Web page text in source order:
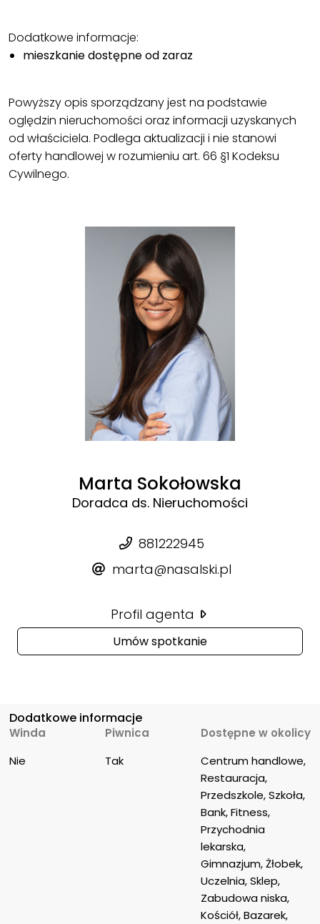
Dodatkowe informacje:
mieszkanie dostępne od zaraz
Powyższy opis sporządzany jest na podstawie
oględzin nieruchomości oraz informacji uzyskanych
od właściciela. Podlega aktualizacji i nie stanowi
oferty handlowej w rozumieniu art. 66 §1 Kodeksu
Cywilnego.
Marta Sokołowska
Doradca ds. Nieruchomości
881222945
marta@nasalski.pl
Profil agenta
Umów spotkanie
Dodatkowe informacje
Winda
Nie
Piwnica
Tak
Dostępne w okolicy
Centrum handlowe,
Restauracja,
Przedszkole, Szkoła,
Bank, Fitness,
Przychodnia
lekarska,
Gimnazjum, Żłobek,
Uczelnia, Sklep,
Zabudowa niska,
Kościół, Bazarek,